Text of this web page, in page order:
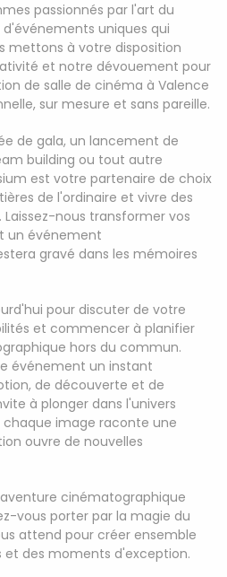
passionnés par l'art du
uniques qui
mettons à votre disposition
et notre dévouement pour
de salle de cinéma à Valence
sur mesure et sans pareille.
de gala, un lancement de
building ou tout autre
est votre partenaire de choix
de l'ordinaire et vivre des
nous transformer vos
un événement
gravé dans les mémoires
pour discuter de votre
et commencer à planifier
hors du commun.
événement un instant
de découverte et de
à plonger dans l'univers
image raconte une
ouvre de nouvelles
cinématographique
vous porter par la magie du
attend pour créer ensemble
et des moments d'exception.